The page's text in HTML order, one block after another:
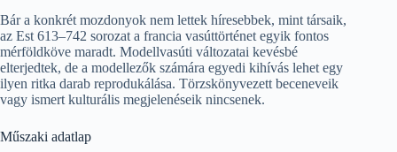
Bár a konkrét mozdonyok nem lettek híresebbek, mint társaik,
az Est 613–742 sorozat a francia vasúttörténet egyik fontos
mérföldköve maradt. Modellvasúti változatai kevésbé
elterjedtek, de a modellezők számára egyedi kihívás lehet egy
ilyen ritka darab reprodukálása. Törzskönyvezett beceneveik
vagy ismert kulturális megjelenéseik nincsenek.
Műszaki adatlap